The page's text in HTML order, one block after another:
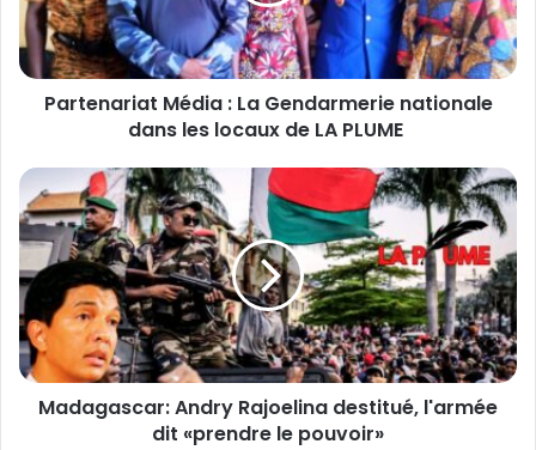
a
r
i
é
d
i
a
:
L
a
G
e
Partenariat Média : La Gendarmerie nationale
dans les locaux de LA PLUME
M
a
d
a
g
a
s
c
a
Madagascar: Andry Rajoelina destitué, l'armée
dit «prendre le pouvoir»